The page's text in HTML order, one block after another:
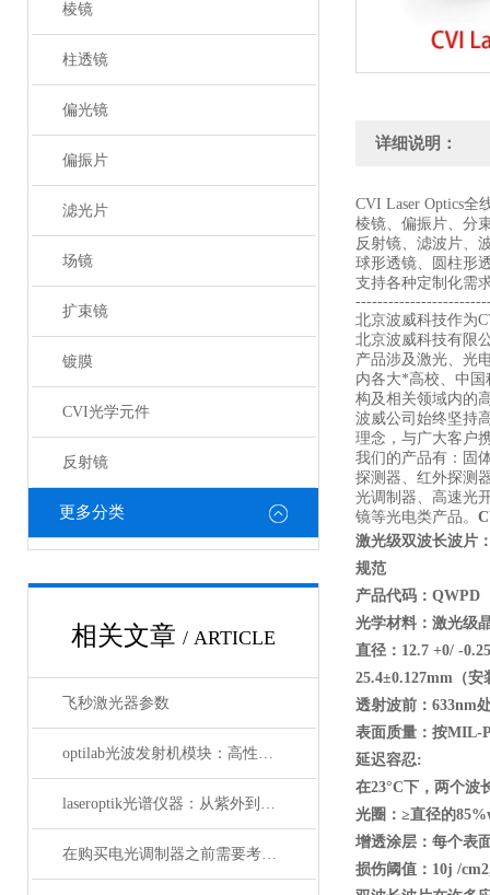
棱镜
柱透镜
偏光镜
偏振片
滤光片
场镜
扩束镜
镀膜
CVI光学元件
反射镜
更多分类
相关文章 / ARTICLE
飞秒激光器参数
optilab光波发射机模块：高性能通信的核心组件
laseroptik光谱仪器：从紫外到红外的精密光学测量解决方案
在购买电光调制器之前需要考虑许多性质
详细说明：
CVI Laser Optics全
棱镜、偏振片、分
反射镜、滤波片、
球形透镜、圆柱形
支持各种定制化需
北京波威科技作为
北京波威科技有限
产品涉及激光、光
内各大*高校、中
构及相关领域内的
波威公司始终坚持
理念，与广大客户
我们的产品有：固
探测器、红外探测
光调制器、高速光
镜等光电类产品。
激光级双波长波片
规范
产品代码：QWPD
光学材料：激光级
直径：12.7 +0/ -
25.4±0.127mm （
透射波前：633nm
表面质量：按MIL-
延迟容忍:
在23°C下，两个波
光圈：≥直径的
增透涂层：每个表
损伤阈值：10j /